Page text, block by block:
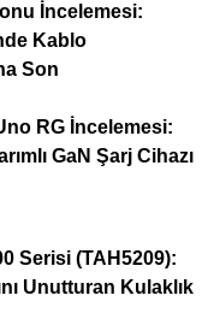
İncelemesi:
Kablo
Son
RG İncelemesi:
GaN Şarj Cihazı
Serisi (TAH5209):
Unutturan Kulaklık